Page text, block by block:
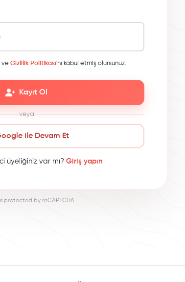
ve Gizlilik Politikası'nı kabul etmiş olursunuz.
Kayıt Ol
veya
ile Devam Et
üyeliğiniz var mı? Giriş yapın
is protected by reCAPTCHA.